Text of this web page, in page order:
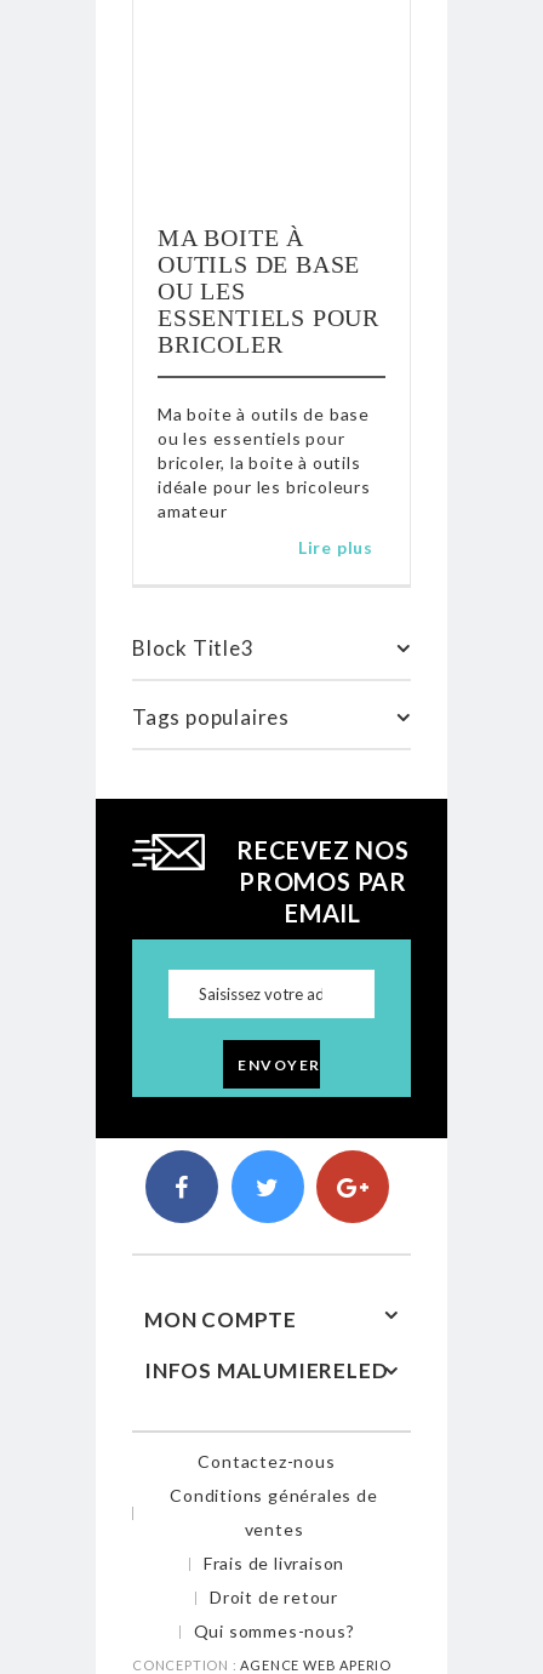
MA BOITE À
OUTILS DE BASE
OU LES
ESSENTIELS POUR
BRICOLER
Ma boite à outils de base
ou les essentiels pour
bricoler, la boite à outils
idéale pour les bricoleurs
amateur
Lire plus
Block Title3
Tags populaires
RECEVEZ NOS
PROMOS PAR
EMAIL
ENVOYER
MON COMPTE
INFOS MALUMIERELED
Contactez-nous
Conditions générales de
ventes
Frais de livraison
Droit de retour
Qui sommes-nous?
CONCEPTION :AGENCE WEB APERIO